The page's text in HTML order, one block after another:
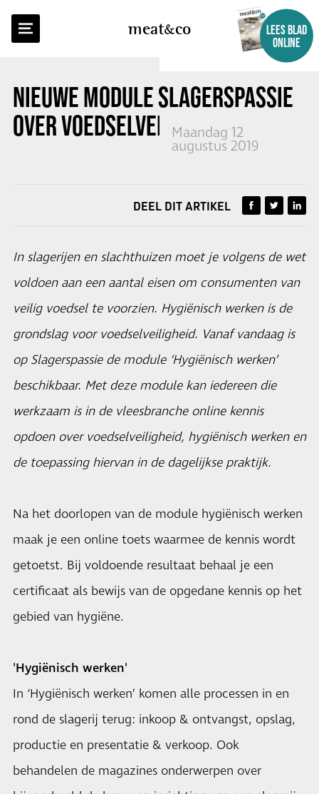
meatco
LEES BLAD
ONLINE
NIEUWE MODULE SLAGERSPASSIE
OVER VOEDSELVEILIGHEID
Maandag 12
augustus 2019
TERUG NAAR OVERZICHT
DEEL DIT ARTIKEL
In slagerijen en slachthuizen moet je volgens de wet
voldoen aan een aantal eisen om consumenten van
veilig voedsel te voorzien. Hygiënisch werken is de
grondslag voor voedselveiligheid. Vanaf vandaag is
op Slagerspassie de module ‘Hygiënisch werken’
beschikbaar. Met deze module kan iedereen die
werkzaam is in de vleesbranche online kennis
opdoen over voedselveiligheid, hygiënisch werken en
de toepassing hiervan in de dagelijkse praktijk.
Na het doorlopen van de module hygiënisch werken
maak je een online toets waarmee de kennis wordt
getoetst. Bij voldoende resultaat behaal je een
certificaat als bewijs van de opgedane kennis op het
gebied van hygiëne.
'Hygiënisch werken'
In ‘Hygiënisch werken’ komen alle processen in en
rond de slagerij terug: inkoop & ontvangst, opslag,
productie en presentatie & verkoop. Ook
behandelen de magazines onderwerpen over